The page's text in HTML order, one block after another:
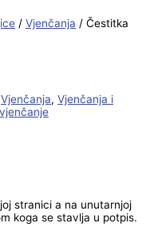
/ Vjenčanja / Čestitka
Vjenčanja, Vjenčanja i
vjenčanje
stranici a na unutarnjoj
koga se stavlja u potpis.